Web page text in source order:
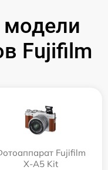
Fujifilm
Fujifilm
X-A5 Kit